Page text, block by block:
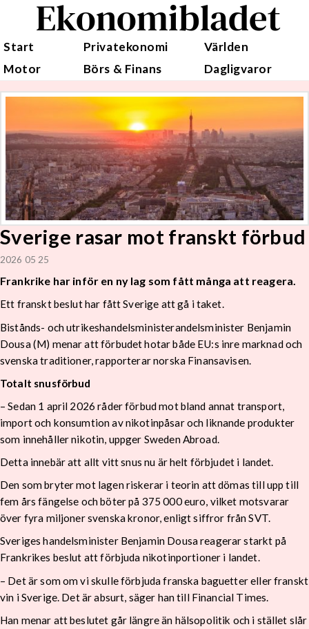
Ekonomibladet
Start Privatekonomi
Världen
Motor
Börs & Finans Dagligvaror
Sverige rasar mot franskt förbud
2026 05 25
Frankrike har inför en ny lag som fått många att reagera.
Ett franskt beslut har fått Sverige att gå i taket.
Bistånds- och utrikeshandelsministerandelsminister Benjamin
Dousa (M) menar att förbudet hotar både EU:s inre marknad och
svenska traditioner, rapporterar norska Finansavisen.
Totalt snusförbud
– Sedan 1 april 2026 råder förbud mot bland annat transport,
import och konsumtion av nikotinpåsar och liknande produkter
som innehåller nikotin, uppger Sweden Abroad.
Detta innebär att allt vitt snus nu är helt förbjudet i landet.
Den som bryter mot lagen riskerar i teorin att dömas till upp till
fem års fängelse och böter på 375 000 euro, vilket motsvarar
över fyra miljoner svenska kronor, enligt siffror från SVT.
Sveriges handelsminister Benjamin Dousa reagerar starkt på
Frankrikes beslut att förbjuda nikotinportioner i landet.
– Det är som om vi skulle förbjuda franska baguetter eller franskt
vin i Sverige. Det är absurt, säger han till Financial Times.
Han menar att beslutet går längre än hälsopolitik och i stället slår